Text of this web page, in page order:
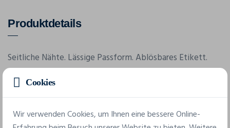
Produktdetails
Seitliche Nähte. Lässige Passform. Ablösbares Etikett.
Merkmale
Cookies
Wir verwenden Cookies, um Ihnen eine bessere Online-